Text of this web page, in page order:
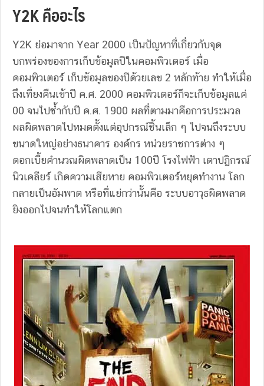
Y2K คืออะไร
Y2K ย่อมาจาก Year 2000 เป็นปัญหาที่เกี่ยวกับจุด
บกพร่องของการเก็บข้อมูลปีในคอมพิวเตอร์ เมื่อ
คอมพิวเตอร์ เก็บข้อมูลของปีด้วยเลข 2 หลักท้าย ทำให้เมื่อ
ถึงเที่ยงคืนเข้าปี ค.ศ. 2000 คอมพิวเตอร์ก็จะเก็บข้อมูลแค่
00 จนไปซํ้ากับปี ค.ศ. 1900 ผลที่ตามมาคือการประมวล
ผลผิดพลาดไปหมดตั้งแต่อุปกรณ์ชิ้นเล็ก ๆ ไปจนถึงระบบ
ขนาดใหญ่อย่างธนาคาร องค์กร หน่วยราชการต่าง ๆ
ดอกเบี้ยคำนวณผิดพลาดเป็น 100ปี โรงไฟฟ้า เตาปฏิกรณ์
นิวเคลียร์ เกิดความเสียหาย คอมพิวเตอร์หยุดทำงาน โลก
กลายเป็นอัมพาต หรือที่แย่กว่านั้นคือ ระบบอาวุธผิดพลาด
ยิงออกไปจนทำให้โลกแตก